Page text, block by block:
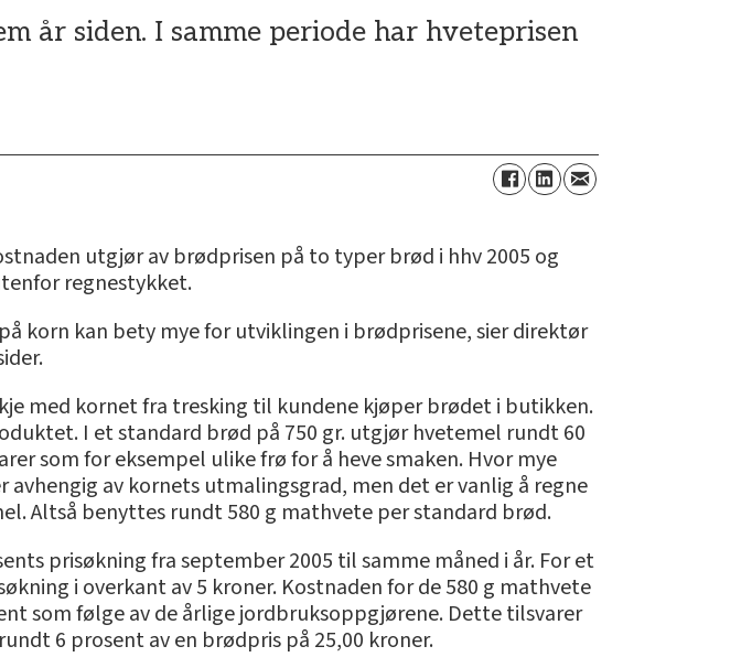
år siden. I samme periode har hveteprisen
utgjør av brødprisen på to typer brød i hhv 2005 og
regnestykket.
korn kan bety mye for utviklingen i brødprisene, sier direktør
med kornet fra tresking til kundene kjøper brødet i butikken.
I et standard brød på 750 gr. utgjør hvetemel rundt 60
som for eksempel ulike frø for å heve smaken. Hvor mye
av kornets utmalingsgrad, men det er vanlig å regne
Altså benyttes rundt 580 g mathvete per standard brød.
prisøkning fra september 2005 til samme måned i år. For et
i overkant av 5 kroner. Kostnaden for de 580 g mathvete
som følge av de årlige jordbruksoppgjørene. Dette tilsvarer
6 prosent av en brødpris på 25,00 kroner.